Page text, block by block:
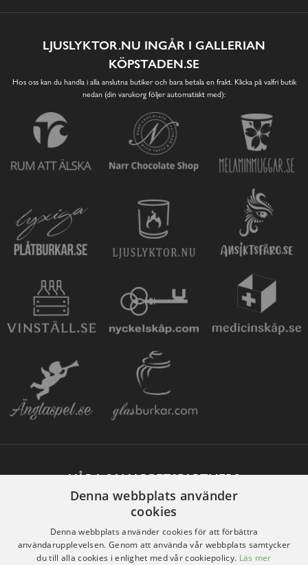
LJUSLYKTOR.NU INGÅR I GALLERIAN
KÖPSTADEN.SE
Hos oss kan du handla i alla anslutna butiker och bara betala en frakt. Klicka på valfri butik
nedan (din varukorg följer automatiskt med):
VÅRA SAMARBETSPARTNERS
Denna webbplats använder
cookies
Denna webbplats använder cookies för att förbättra
användarupplevelsen. Genom att använda vår webbplats samtycker
du till alla cookies i enlighet med vår cookiepolicy. Läs mer